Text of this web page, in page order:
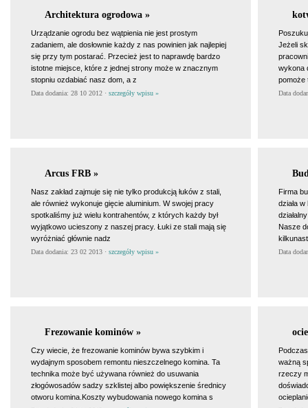
Architektura ogrodowa »
Urządzanie ogrodu bez wątpienia nie jest prostym
zadaniem, ale dosłownie każdy z nas powinien jak najlepiej
się przy tym postarać. Przecież jest to naprawdę bardzo
istotne miejsce, które z jednej strony może w znacznym
stopniu ozdabiać nasz dom, a z
Data dodania: 28 10 2012 · szczegóły wpisu »
Jeżeli
wykona
pomoże
Data
Arcus FRB »
Nasz zakład zajmuje się nie tylko produkcją łuków z stali,
ale również wykonuje gięcie aluminium. W swojej pracy
spotkaliśmy już wielu kontrahentów, z których każdy był
wyjątkowo ucieszony z naszej pracy. Łuki ze stali mają się
wyróżniać głównie nadz
Data dodania: 23 02 2013 · szczegóły wpisu »
Firma
działa
Nasze
Data
Frezowanie kominów »
Czy wiecie, że frezowanie kominów bywa szybkim i
wydajnym sposobem remontu nieszczelnego komina. Ta
technika może być używana również do usuwania
złogówosadów sadzy szklistej albo powiększenie średnicy
otworu komina.Koszty wybudowania nowego komina s
ważną
rzeczy